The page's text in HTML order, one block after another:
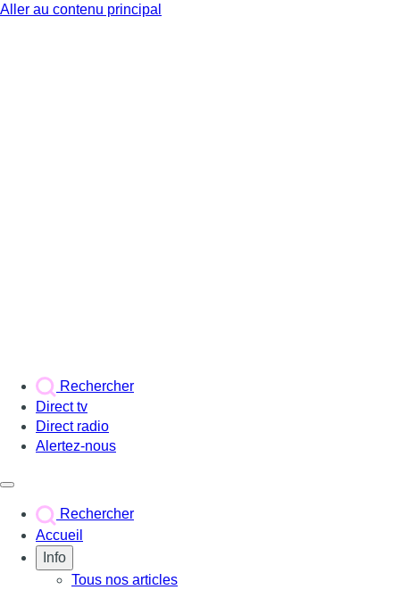
Aller au contenu principal
Rechercher
Direct tv
Direct radio
Alertez-nous
Rechercher
Accueil
Info
Tous nos articles